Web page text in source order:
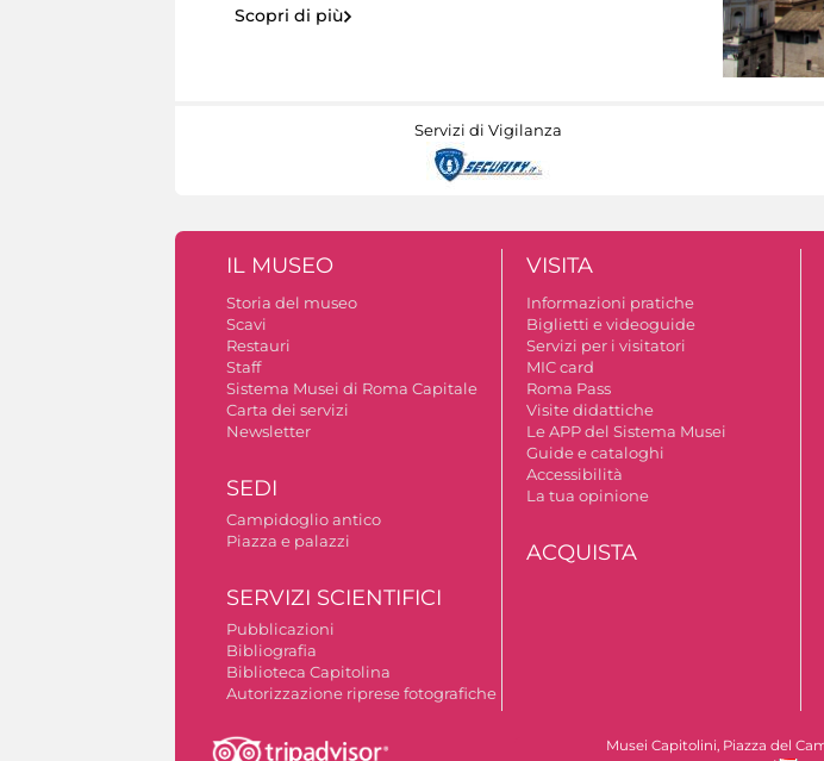
Scopri di più
Servizi di Vigilanza
IL MUSEO
Storia del museo
Scavi
Restauri
Staff
Sistema Musei di Roma Capitale
Carta dei servizi
Newsletter
SEDI
Campidoglio antico
Piazza e palazzi
SERVIZI SCIENTIFICI
Pubblicazioni
Bibliografia
Biblioteca Capitolina
Autorizzazione riprese fotografiche
VISITA
Informazioni pratiche
Biglietti e videoguide
Servizi per i visitatori
MIC card
Roma Pass
Visite didattiche
Le APP del Sistema Musei
Guide e cataloghi
Accessibilità
La tua opinione
ACQUISTA
Musei Capitolini, Piazza del